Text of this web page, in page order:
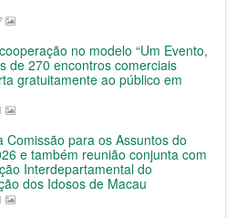
no modelo “Um Evento,
de 270 encontros comerciais
gratuitamente ao público em
Comissão para os Assuntos do
e também reunião conjunta com
Interdepartamental do
dos Idosos de Macau